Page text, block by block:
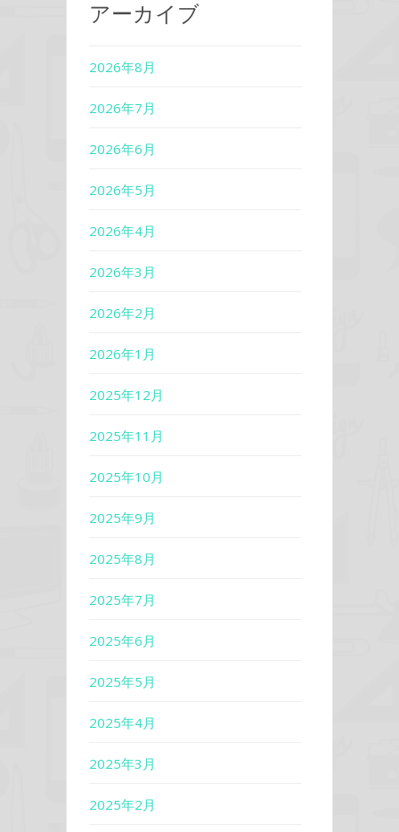
アーカイブ
2026年8月
2026年7月
2026年6月
2026年5月
2026年4月
2026年3月
2026年2月
2026年1月
2025年12月
2025年11月
2025年10月
2025年9月
2025年8月
2025年7月
2025年6月
2025年5月
2025年4月
2025年3月
2025年2月